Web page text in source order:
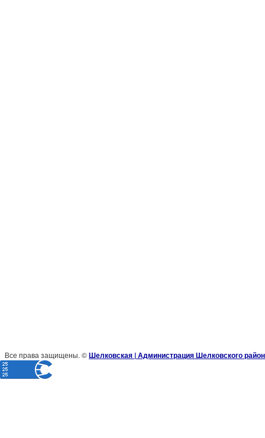
Все права защищены. ©Шелковская | Администрация Шелковского